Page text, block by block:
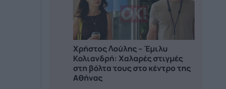
Χρήστος Λούλης – Έμιλυ
Κολιανδρή: Χαλαρές στιγμές
στη βόλτα τους στο κέντρο της
Αθήνας